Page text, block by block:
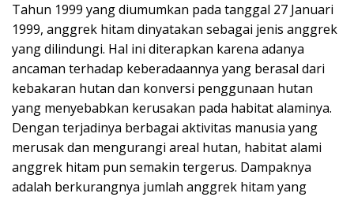
Tahun 1999 yang diumumkan pada tanggal 27 Januari
1999, anggrek hitam dinyatakan sebagai jenis anggrek
yang dilindungi. Hal ini diterapkan karena adanya
ancaman terhadap keberadaannya yang berasal dari
kebakaran hutan dan konversi penggunaan hutan
yang menyebabkan kerusakan pada habitat alaminya.
Dengan terjadinya berbagai aktivitas manusia yang
merusak dan mengurangi areal hutan, habitat alami
anggrek hitam pun semakin tergerus. Dampaknya
adalah berkurangnya jumlah anggrek hitam yang